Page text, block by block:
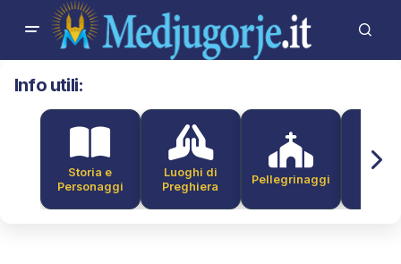
Info utili:
Storia e
Personaggi
Luoghi di
Preghiera
Pellegrinaggi